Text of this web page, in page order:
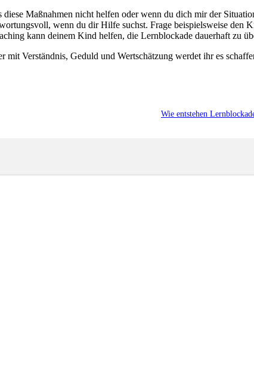
Maßnahmen nicht helfen oder wenn du dich mir der
wenn du dir Hilfe suchst. Frage beispielsweise den
kann deinem Kind helfen, die Lernblockade dauerhaft zu
Verständnis, Geduld und Wertschätzung werdet ihr es
Wie entstehen